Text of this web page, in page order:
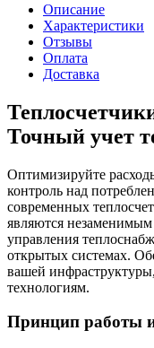
Описание
Характеристики
Отзывы
Оплата
Доставка
Точный учет
Оптимизируйте
контроль над
современных
являются
управления
открытых системах.
вашей
технологиям.
Принцип работы